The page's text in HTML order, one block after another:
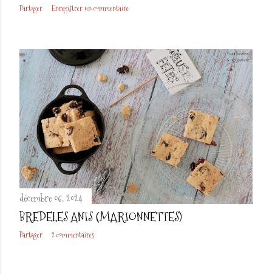
Partager Enregistrer un commentaire
décembre 06, 2024
BREDELES ANIS (MARIONNETTES)
Partager 2 commentaires